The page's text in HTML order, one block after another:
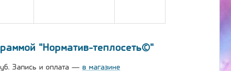
"Норматив-теплосеть©"
Запись и оплата — в магазине